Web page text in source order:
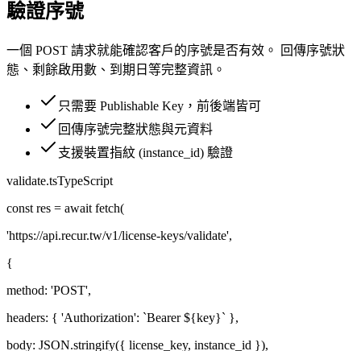
驗證序號
一個 POST 請求就能確認客戶的序號是否有效。 回傳序號狀
態、剩餘啟用數、到期日等完整資訊。
只需要 Publishable Key，前後端皆可
回傳序號完整狀態與元資料
支援裝置指紋 (instance_id) 驗證
validate.tsTypeScript
const res = await fetch(
'https://api.recur.tw/v1/license-keys/validate',
{
method: 'POST',
headers: { 'Authorization': `Bearer ${key}` },
body: JSON.stringify({ license_key, instance_id }),